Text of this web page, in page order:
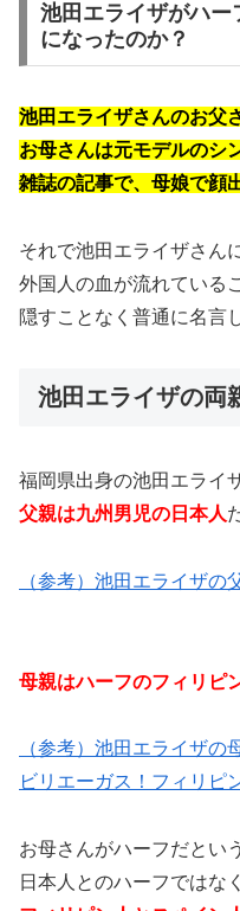
池田エライザがハー
になったのか？
池田エライザさんのお父
お母さんは元モデルのシ
雑誌の記事で、母娘で顔
それで池田エライザさん
外国人の血が流れている
隠すことなく普通に名言
池田エライザの両
福岡県出身の池田エライ
父親は九州男児の日本人
（参考）池田エライザの
母親はハーフのフィリピ
（参考） 池田エライザの
ビリエーガス！フィリピ
お母さんがハーフだとい
日本人とのハーフではな